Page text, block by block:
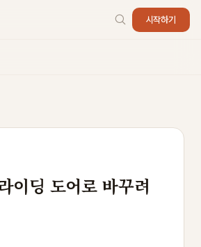
시작하기
이딩 도어로 바꾸려